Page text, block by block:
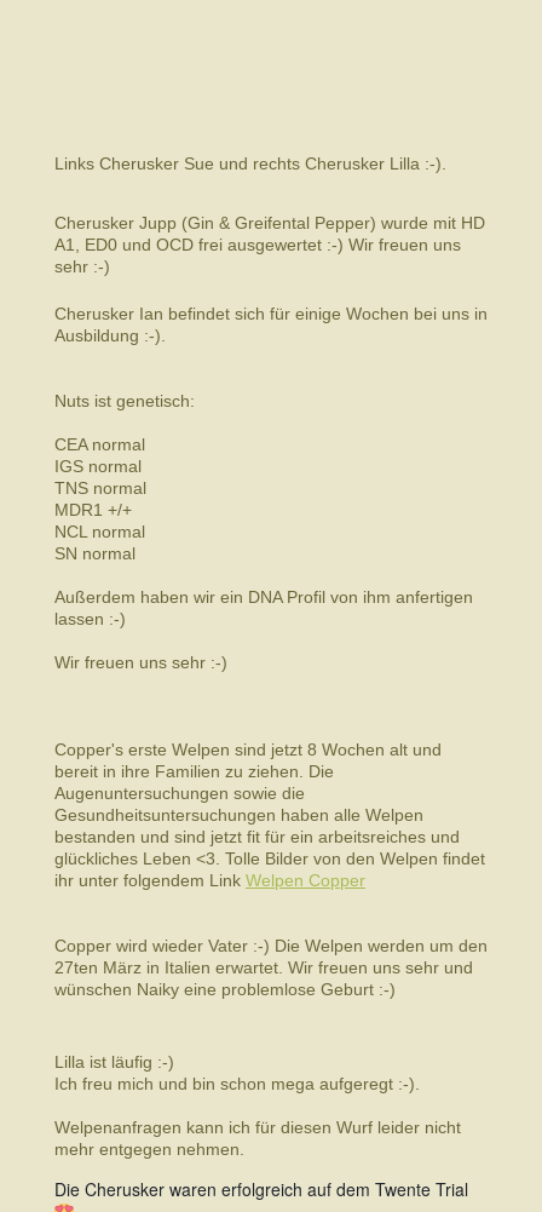
Links Cherusker Sue und rechts Cherusker Lilla :-).
Cherusker Jupp (Gin & Greifental Pepper) wurde mit HD
A1, ED0 und OCD frei ausgewertet :-) Wir freuen uns
sehr :-)
Cherusker Ian befindet sich für einige Wochen bei uns in
Ausbildung :-).
Nuts ist genetisch:
CEA normal
IGS normal
TNS normal
MDR1 +/+
NCL normal
SN normal
Außerdem haben wir ein DNA Profil von ihm anfertigen
lassen :-)
Wir freuen uns sehr :-)
Copper's erste Welpen sind jetzt 8 Wochen alt und
bereit in ihre Familien zu ziehen. Die
Augenuntersuchungen sowie die
Gesundheitsuntersuchungen haben alle Welpen
bestanden und sind jetzt fit für ein arbeitsreiches und
glückliches Leben <3. Tolle Bilder von den Welpen findet
ihr unter folgendem Link Welpen Copper
Copper wird wieder Vater :-) Die Welpen werden um den
27ten März in Italien erwartet. Wir freuen uns sehr und
wünschen Naiky eine problemlose Geburt :-)
Lilla ist läufig :-)
Ich freu mich und bin schon mega aufgeregt :-).
Welpenanfragen kann ich für diesen Wurf leider nicht
mehr entgegen nehmen.
Die Cherusker waren erfolgreich auf dem Twente Trial